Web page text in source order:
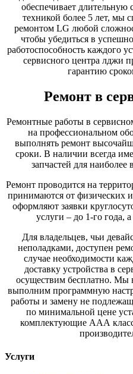
обеспечивает длительную
техникой более 5 лет, мы
ремонтом LG любой
чтобы убедиться в
работоспособность каждого
сервисного центра лджи
гарантию
Ремонт в
Ремонтные работы в
на профессиональном
выполнять ремонт
сроки. В наличии всегда
запчастей для
Ремонт проводится на
принимаются от физических
оформляют заявки
услуги – до 1-го года,
Для владельцев, чьи
неполадками, доступен
случае необходимости
доставку устройства в
осуществим бесплатно. Мы
выполним программную
работы и замену не
по минимальной цене
комплектующие ААА
Услуги